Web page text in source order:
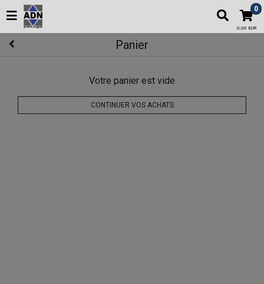
0
0,00 EUR
Panier
Votre panier est vide
CONTINUER VOS ACHATS